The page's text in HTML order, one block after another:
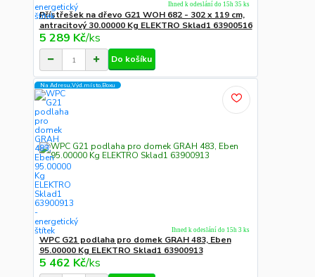
Přístřešek na dřevo G21 WOH 682 - 302 x 119 cm,
antracitový 30.00000 Kg ELEKTRO Sklad1 63900516
5 289 Kč/ks
Ihned k odeslání do 15h 35 ks
Do košíku
Na Adresu,Výd.místo,Boxu
WPC G21 podlaha pro domek GRAH 483, Eben
95.00000 Kg ELEKTRO Sklad1 63900913
5 462 Kč/ks
Ihned k odeslání do 15h 3 ks